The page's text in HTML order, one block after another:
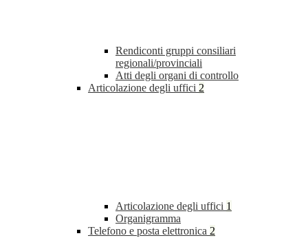
Rendiconti gruppi consiliari
regionali/provinciali
Atti degli organi di controllo
Articolazione degli uffici 2
Articolazione degli uffici 1
Organigramma
Telefono e posta elettronica 2